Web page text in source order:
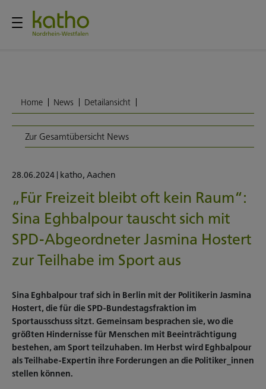
Home News Detailansicht
Zur Gesamtübersicht News
28.06.2024 katho, Aachen
„Für Freizeit bleibt oft kein Raum“:
Sina Eghbalpour tauscht sich mit
SPD-Abgeordneter Jasmina Hostert
zur Teilhabe im Sport aus
Sina Eghbalpour traf sich in Berlin mit der Politikerin Jasmina
Hostert, die für die SPD-Bundestagsfraktion im
Sportausschuss sitzt. Gemeinsam besprachen sie, wo die
größten Hindernisse für Menschen mit Beeinträchtigung
bestehen, am Sport teilzuhaben. Im Herbst wird Eghbalpour
als Teilhabe-Expertin ihre Forderungen an die Politiker_innen
stellen können.